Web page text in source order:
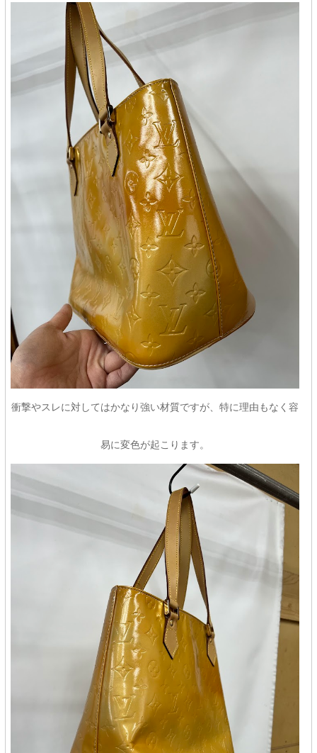
衝撃やスレに対してはかなり強い材質ですが、特に理由もなく容
易に変色が起こります。